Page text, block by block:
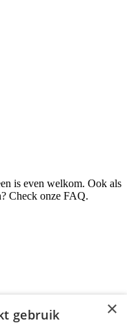
is even welkom. Ook als
Check onze FAQ.
×
gebruik